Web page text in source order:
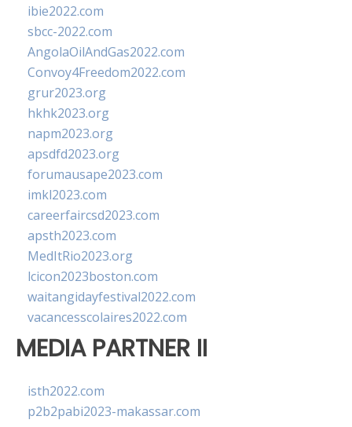
ibie2022.com
sbcc-2022.com
AngolaOilAndGas2022.com
Convoy4Freedom2022.com
grur2023.org
hkhk2023.org
napm2023.org
apsdfd2023.org
forumausape2023.com
imkl2023.com
careerfaircsd2023.com
apsth2023.com
MedItRio2023.org
lcicon2023boston.com
waitangidayfestival2022.com
vacancesscolaires2022.com
MEDIA PARTNER II
isth2022.com
p2b2pabi2023-makassar.com